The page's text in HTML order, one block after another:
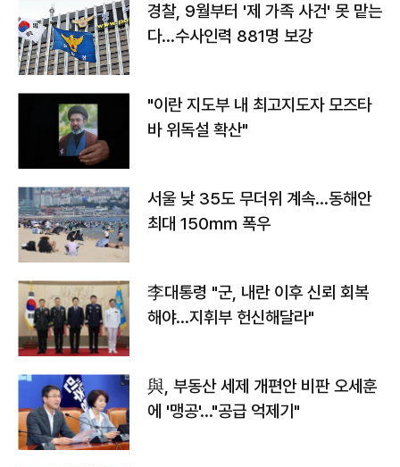
경찰, 9월부터 '제 가족 사건' 못 맡는
다…수사인력 881명 보강
"이란 지도부 내 최고지도자 모즈타
바 위독설 확산"
서울 낮 35도 무더위 계속…동해안
최대 150㎜ 폭우
李대통령 "군, 내란 이후 신뢰 회복
해야…지휘부 헌신해달라"
與, 부동산 세제 개편안 비판 오세훈
에 '맹공'…"공급 억제기"